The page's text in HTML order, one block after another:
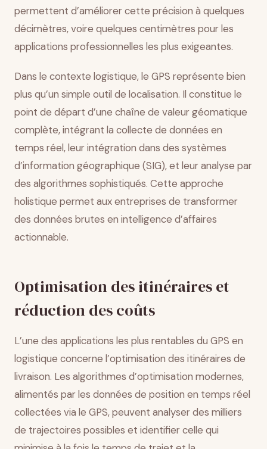
permettent d’améliorer cette précision à quelques
décimètres, voire quelques centimètres pour les
applications professionnelles les plus exigeantes.
Dans le contexte logistique, le GPS représente bien
plus qu’un simple outil de localisation. Il constitue le
point de départ d’une chaîne de valeur géomatique
complète, intégrant la collecte de données en
temps réel, leur intégration dans des systèmes
d’information géographique (SIG), et leur analyse par
des algorithmes sophistiqués. Cette approche
holistique permet aux entreprises de transformer
des données brutes en intelligence d’affaires
actionnable.
Optimisation des itinéraires et
réduction des coûts
L’une des applications les plus rentables du GPS en
logistique concerne l’optimisation des itinéraires de
livraison. Les algorithmes d’optimisation modernes,
alimentés par les données de position en temps réel
collectées via le GPS, peuvent analyser des milliers
de trajectoires possibles et identifier celle qui